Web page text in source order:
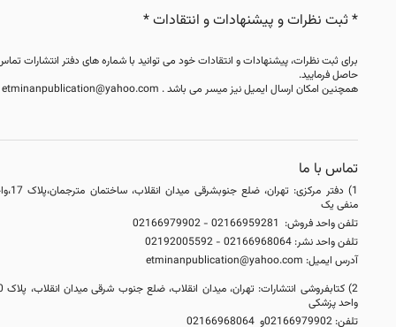
* ثبت نظرات و پیشنهادات و انتقادات *
برای ثبت نظرات، پیشنهادات و انتقادات خود می توانید با شماره های دفتر انتشارات تماس
حاصل فرمایید.
همچنین امکان ارسال ایمیل نیز میسر می باشد .etminanpublication@yahoo.com
تماس با ما
1) دفتر مرکزی: تهران، ضلع جنوبشرقی میدان انقلاب، ساختمان مترجمان،پلاک 17،واحد
منفی یک
تلفن واحد فروش: 02166959281 - 02166979902
تلفن واحد نشر: 02166968064 - 02192005592
آدرس ایمیل:etminanpublication@yahoo.com
2) کتابفروشی انتشارات: تهران، میدان انقلاب، ضلع جنوب شرقی میدان انقلاب، پلاک 20،
واحد پزشکی